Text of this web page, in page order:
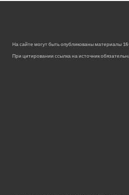
На сайте могут быть опубликованы материалы
При цитировании ссылка на источник